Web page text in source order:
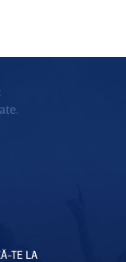
TE LA